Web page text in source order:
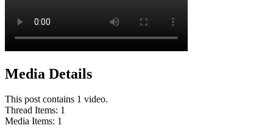
Media Details
This post contains 1 video.
Thread Items: 1
Media Items: 1